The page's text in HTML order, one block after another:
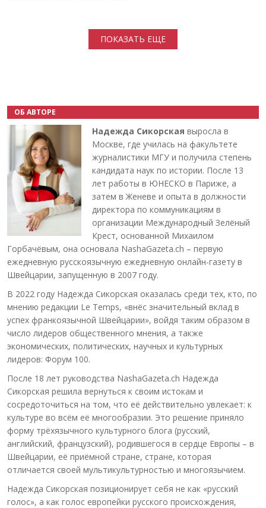
ПОКАЗАТЬ ЕЩЕ
ОБ АВТОРЕ
Надежда Сикорская выросла в
Москве, где училась на факультете
журналистики МГУ и получила степень
кандидата наук по истории. После 13
лет работы в ЮНЕСКО в Париже, а
затем в Женеве и опыта в должности
директора по коммуникациям в
организации Международный Зелёный
Крест, основанной Михаилом
Горбачёвым, она основала NashaGazeta.ch – первую
ежедневную русскоязычную ежедневную онлайн-газету в
Швейцарии, запущенную в 2007 году.
В 2022 году Надежда Сикорская оказалась среди тех, кто, по
мнению редакции Le Temps, «внёс значительный вклад в
успех франкоязычной Швейцарии», войдя таким образом в
число лидеров общественного мнения, а также
экономических, политических, научных и культурных
лидеров: Форум 100.
После 18 лет руководства NashaGazeta.ch Надежда
Сикорская решила вернуться к своим истокам и
сосредоточиться на том, что её действительно увлекает: к
культуре во всём её многообразии. Это решение приняло
форму трёхязычного культурного блога (русский,
английский, французский), родившегося в сердце Европы – в
Швейцарии, её приёмной стране, стране, которая
отличается своей мультикультурностью и многоязычием.
Надежда Сикорская позиционирует себя не как «русский
голос», а как голос европейки русского происхождения,